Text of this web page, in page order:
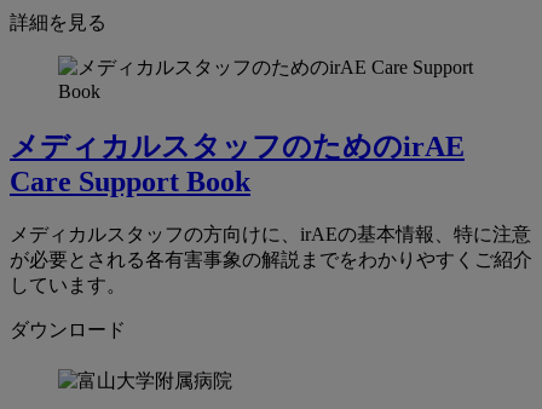
詳細を見る
メディカルスタッフのためのirAE
Care Support Book
メディカルスタッフの方向けに、irAEの基本情報、特に注意
が必要とされる各有害事象の解説までをわかりやすくご紹介
しています。
ダウンロード